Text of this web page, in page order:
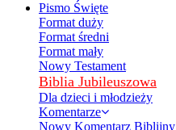
Pismo Święte
Format duży
Format średni
Format mały
Nowy Testament
Biblia Jubileuszowa
Dla dzieci i młodzieży
Komentarze
Nowy Komentarz Biblijny